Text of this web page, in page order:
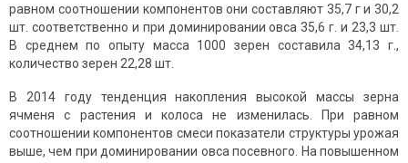
равном соотношении компонентов они составляют 35,7 г и 30,2
шт. соответственно и при доминировании овса 35,6 г. и 23,3 шт.
В среднем по опыту масса 1000 зерен составила 34,13 г.,
количество зерен 22,28 шт.
В 2014 году тенденция накопления высокой массы зерна
ячменя с растения и колоса не изменилась. При равном
соотношении компонентов смеси показатели структуры урожая
выше, чем при доминировании овса посевного. На повышенном